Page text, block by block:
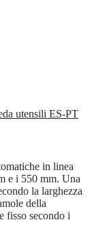
utensili ES-PT
in linea
e i 550 mm. Una
la larghezza
della
fisso secondo i